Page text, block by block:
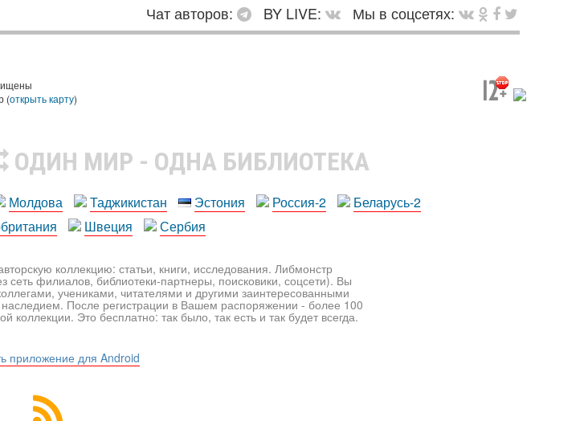
Чат авторов: BY LIVE:
Мы в соцсетях:
(открыть карту)
ОДИН МИР - ОДНА БИБЛИОТЕКА
Молдова Таджикистан Эстония Россия-2
Беларусь-2
Швеция Сербия
коллекцию: статьи, книги, исследования. Либмонстр
филиалов, библиотеки-партнеры, поисковики, соцсети). Вы
учениками, читателями и другими заинтересованными
После регистрации в Вашем распоряжении - более 100
коллекции. Это бесплатно: так было, так есть и так будет всегда.
приложение для Android